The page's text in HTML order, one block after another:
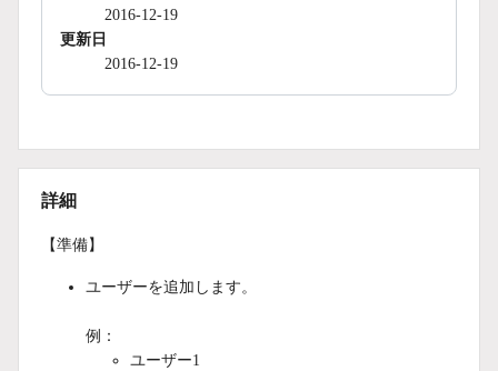
2016-12-19
更新日
2016-12-19
詳細
【準備】
ユーザーを追加します。
例：
ユーザー1